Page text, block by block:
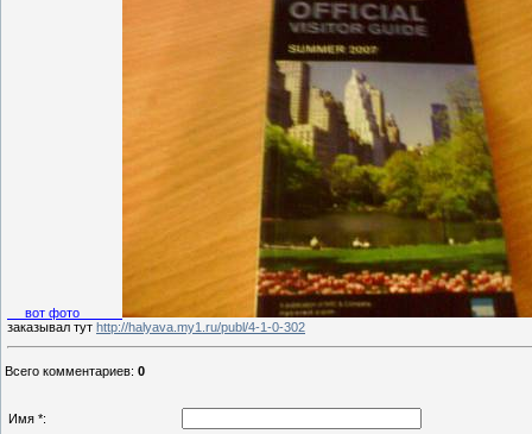
вот фото
заказывал тут http://halyava.my1.ru/publ/4-1-0-302
Всего комментариев: 0
Имя *: